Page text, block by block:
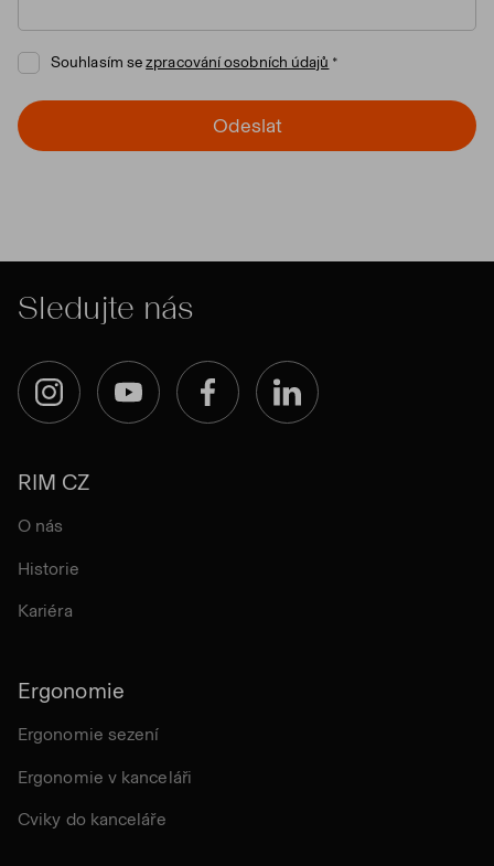
Souhlasím sezpracování osobních údajů
Odeslat
Sledujte nás
InstagramYouTube FacebookLinkedIn
RIM CZ
O nás
Historie
Kariéra
Ergonomie
Ergonomie sezení
Ergonomie v kanceláři
Cviky do kanceláře